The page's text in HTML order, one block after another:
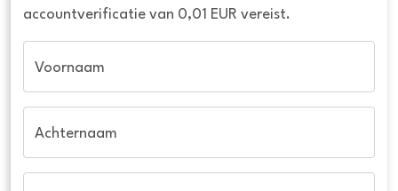
accountverificatie van 0,01 EUR vereist.
Voornaam
Achternaam